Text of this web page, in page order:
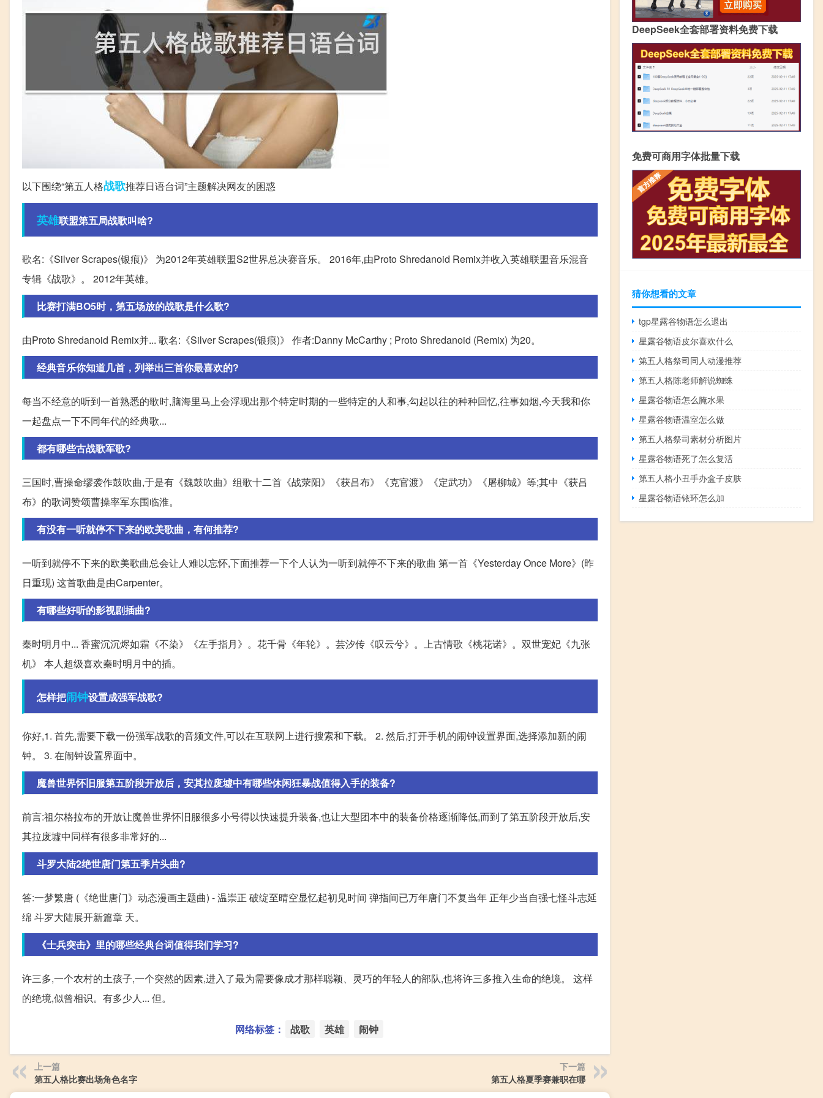
以下围绕“第五人格战歌推荐日语台词”主题解决网友的困惑
英雄联盟第五局战歌叫啥?
歌名:《Silver Scrapes(银痕)》 为2012年英雄联盟S2世界总决赛音乐。 2016年,由Proto Shredanoid Remix并收入英雄联盟音乐混音
专辑《战歌》。 2012年英雄。
比赛打满BO5时，第五场放的战歌是什么歌?
由Proto Shredanoid Remix并... 歌名:《Silver Scrapes(银痕)》 作者:Danny McCarthy ; Proto Shredanoid (Remix) 为20。
经典音乐你知道几首，列举出三首你最喜欢的?
每当不经意的听到一首熟悉的歌时,脑海里马上会浮现出那个特定时期的一些特定的人和事,勾起以往的种种回忆,往事如烟,今天我和你
一起盘点一下不同年代的经典歌...
都有哪些古战歌军歌?
三国时,曹操命缪袭作鼓吹曲,于是有《魏鼓吹曲》组歌十二首《战荥阳》《获吕布》《克官渡》《定武功》《屠柳城》等;其中《获吕
布》的歌词赞颂曹操率军东围临淮。
有没有一听就停不下来的欧美歌曲，有何推荐?
一听到就停不下来的欧美歌曲总会让人难以忘怀,下面推荐一下个人认为一听到就停不下来的歌曲 第一首《Yesterday Once More》(昨
日重现) 这首歌曲是由Carpenter。
有哪些好听的影视剧插曲?
秦时明月中... 香蜜沉沉烬如霜《不染》《左手指月》。花千骨《年轮》。芸汐传《叹云兮》。上古情歌《桃花诺》。双世宠妃《九张
机》 本人超级喜欢秦时明月中的插。
怎样把闹钟设置成强军战歌?
你好,1. 首先,需要下载一份强军战歌的音频文件,可以在互联网上进行搜索和下载。 2. 然后,打开手机的闹钟设置界面,选择添加新的闹
钟。 3. 在闹钟设置界面中。
魔兽世界怀旧服第五阶段开放后，安其拉废墟中有哪些休闲狂暴战值得入手的装备?
前言:祖尔格拉布的开放让魔兽世界怀旧服很多小号得以快速提升装备,也让大型团本中的装备价格逐渐降低,而到了第五阶段开放后,安
其拉废墟中同样有很多非常好的...
斗罗大陆2绝世唐门第五季片头曲?
答:一梦繁唐 (《绝世唐门》动态漫画主题曲) - 温崇正 破绽至晴空显忆起初见时间 弹指间已万年唐门不复当年 正年少当自强七怪斗志延
绵 斗罗大陆展开新篇章 天。
《士兵突击》里的哪些经典台词值得我们学习?
许三多,一个农村的土孩子,一个突然的因素,进入了最为需要像成才那样聪颖、灵巧的年轻人的部队,也将许三多推入生命的绝境。 这样
的绝境,似曾相识。有多少人... 但。
网络标签： 战歌 英雄 闹钟
上一篇
第五人格比赛出场角色名字
下一篇
第五人格夏季赛兼职在哪
DeepSeek全套部署资料免费下载
免费可商用字体批量下载
猜你想看的文章
tgp星露谷物语怎么退出
星露谷物语皮尔喜欢什么
第五人格祭司同人动漫推荐
第五人格陈老师解说蜘蛛
星露谷物语怎么腌水果
星露谷物语温室怎么做
第五人格祭司素材分析图片
星露谷物语死了怎么复活
第五人格小丑手办盒子皮肤
星露谷物语铱环怎么加